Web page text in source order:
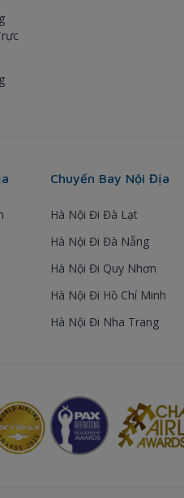
Chuyến Bay Nội Địa
Hà Nội Đi Đà Lạt
Hà Nội Đi Đà Nẵng
Hà Nội Đi Quy Nhơn
Hà Nội Đi Hồ Chí Minh
Hà Nội Đi Nha Trang